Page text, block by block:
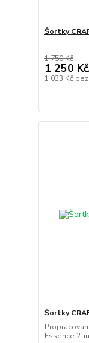
Šortky
1 750 Kč
1 250 Kč
1 033 Kč
Šortky
Essence 2-